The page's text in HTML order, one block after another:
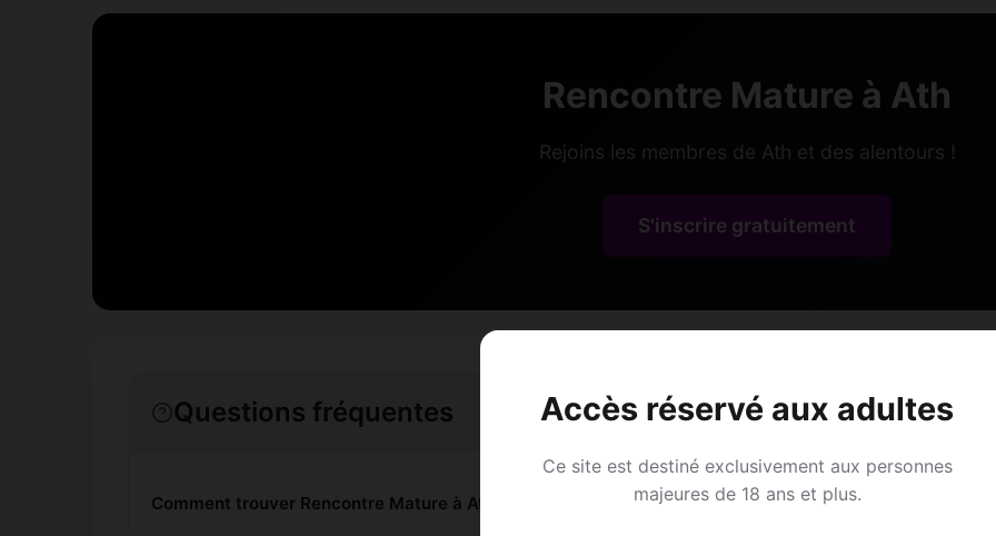
Accès réservé aux adultes
Ce site est destiné exclusivement aux personnes
majeures de 18 ans et plus.
Rencontre Mature à Ath
Rejoins les membres de Ath et des alentours !
S'inscrire gratuitement
Questions fréquentes
Comment trouver Rencontre Mature à Ath ?
Lieux de
📍 Hôtelss